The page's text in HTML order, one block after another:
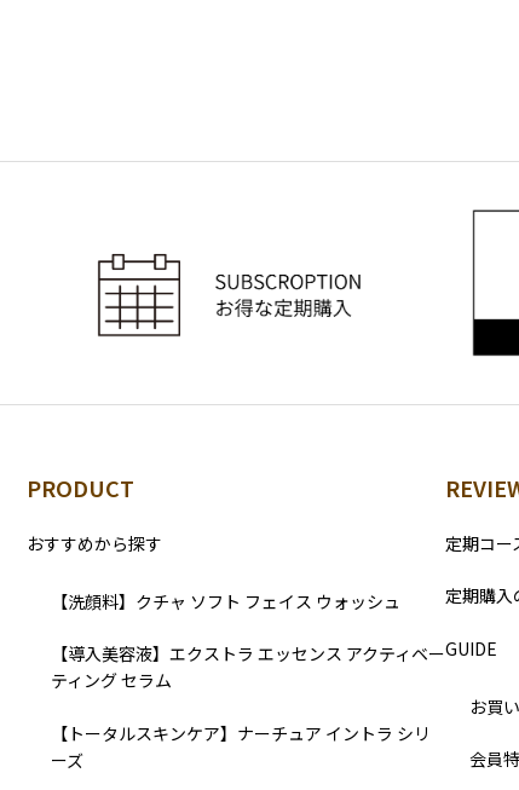
PRODUCT
おすすめから探す
【洗顔料】クチャ ソフト フェイス ウォッシュ
【導入美容液】エクストラ エッセンス アクティベー
ティング セラム
【トータルスキンケア】ナーチュア イントラ シリ
ーズ
定期コー
定期購入
GUIDE
お買
会員